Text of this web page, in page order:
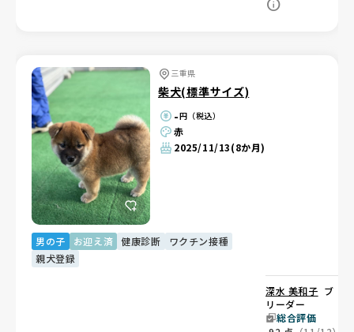
三重県
柴犬(標準サイズ)
-円（税込）
赤
2025/11/13(8か月)
男の子 お迎え済 健康診断
ワクチン接種
親犬登録
深水 美和子 ブ
リーダー
総合評価